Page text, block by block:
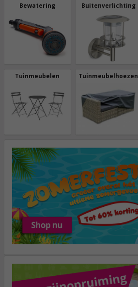
Bewatering Buitenverlichting
Tuinmeubelen Tuinmeubelhoezen